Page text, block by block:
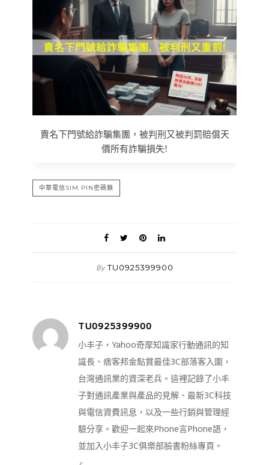
賣名下門號給詐騙集團，被判刑又被判罰賠償天
價所有詐騙損失!
中華電信SIM PIN密碼鎖
By TU0925399900
TU0925399900
小丰子，Yahoo奇摩知識家行動通訊的知
識長、痞客邦金點賞最佳3C部落客入圍，
台灣通訊業的資深老兵。這裡記錄了小丰
子對通訊產業與產品的見解、最新3C科技
與電信資費訊息，以及一些行銷與管理經
驗分享。歡迎一起來Phone言Phone語，
並加入小丰子3C俱樂部臉書粉絲專頁。